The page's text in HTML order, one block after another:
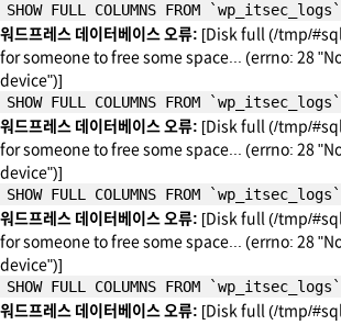
SHOW FULL COLUMNS FROM `wp_itsec_logs`
워드프레스 데이터베이스 오류: [Disk full (/tmp/
for someone to free some space... (errno: 28
device")]
SHOW FULL COLUMNS FROM `wp_itsec_logs`
워드프레스 데이터베이스 오류: [Disk full (/tmp/
for someone to free some space... (errno: 28
device")]
SHOW FULL COLUMNS FROM `wp_itsec_logs`
워드프레스 데이터베이스 오류: [Disk full (/tmp/
for someone to free some space... (errno: 28
device")]
SHOW FULL COLUMNS FROM `wp_itsec_logs`
워드프레스 데이터베이스 오류: [Disk full (/tmp/